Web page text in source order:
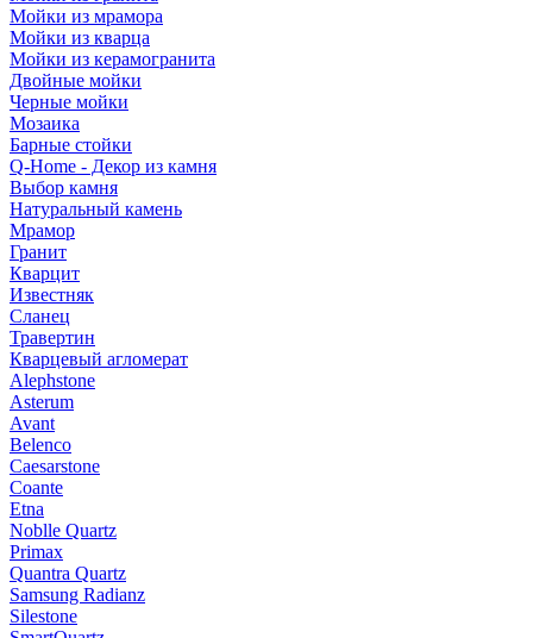
Мойки из мрамора
Мойки из кварца
Мойки из керамогранита
Двойные мойки
Черные мойки
Мозаика
Барные стойки
Q-Home - Декор из камня
Выбор камня
Натуральный камень
Мрамор
Гранит
Кварцит
Известняк
Сланец
Травертин
Кварцевый агломерат
Alephstone
Asterum
Avant
Belenco
Caesarstone
Coante
Etna
Noblle Quartz
Primax
Quantra Quartz
Samsung Radianz
Silestone